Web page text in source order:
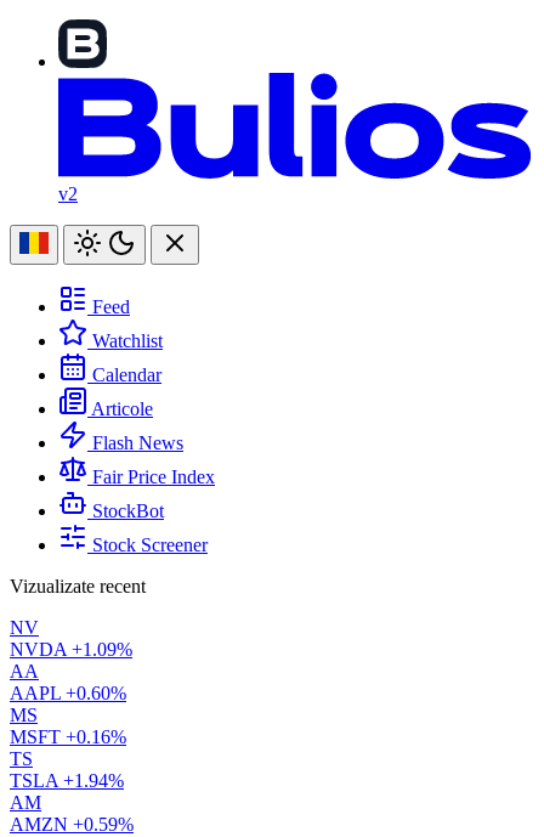
v2
Feed
Watchlist
Calendar
Articole
Flash News
Fair Price Index
StockBot
Stock Screener
Vizualizate recent
NV
NVDA +1.09%
AA
AAPL +0.60%
MS
MSFT +0.16%
TS
TSLA +1.94%
AM
AMZN +0.59%